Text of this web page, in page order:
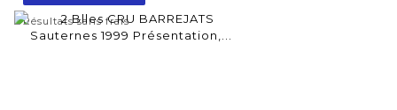
Résultats sans frais